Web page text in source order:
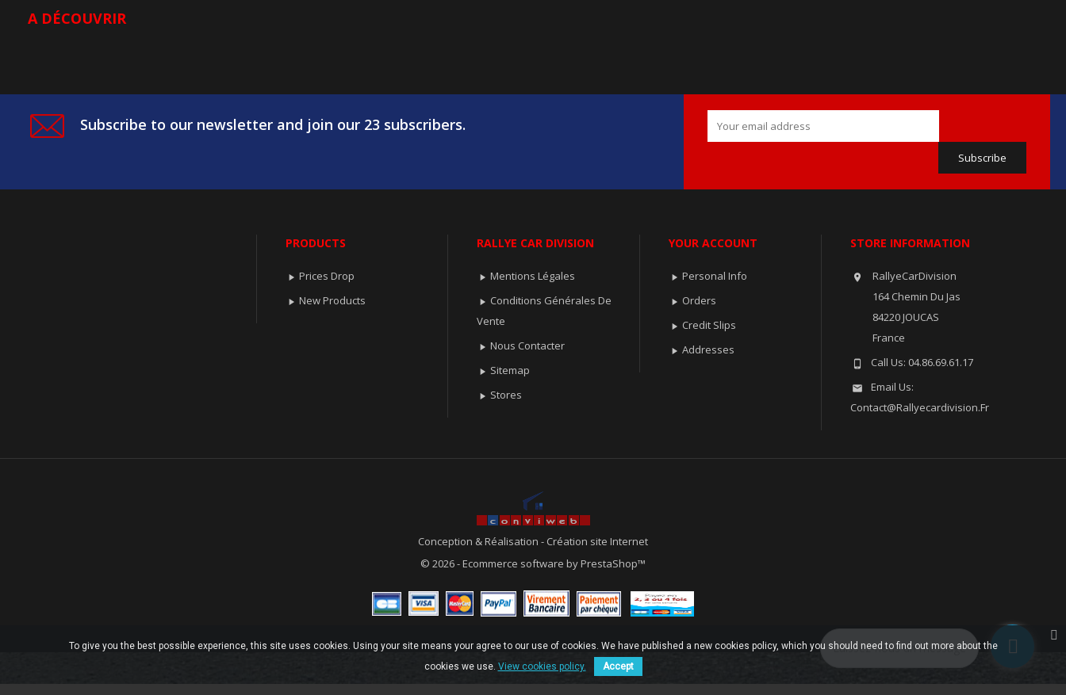
Laissez-nous un message
A DÉCOUVRIR
Subscribe to our newsletter and join our 23 subscribers.
PRODUCTS
 Prices Drop
 New Products
RALLYE CAR DIVISION
 Mentions Légales
 Conditions Générales De
Vente
 Nous Contacter
 Sitemap
 Stores
YOUR ACCOUNT
 Personal Info
 Orders
 Credit Slips
 Addresses
STORE INFORMATION

RallyeCarDivision
164 Chemin Du Jas
84220 JOUCAS
France
 Call Us: 04.86.69.61.17

Email Us:
Contact@rallyecardivision.fr
Conception & Réalisation - Création site Internet
© 2026 - Ecommerce software by PrestaShop™
To give you the best possible experience, this site uses cookies. Using your site means your agree to our use of cookies. We have published a new cookies policy, which you should need to find out more about the
cookies we use. View cookies policy. Accept